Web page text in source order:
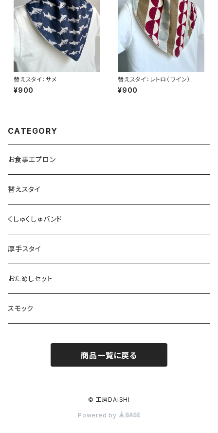
替えスタイ：サメ
¥900
替えスタイ：レトロ（ワイン）
¥900
CATEGORY
お食事エプロン
替えスタイ
くしゅくしゅバンド
厚手スタイ
おためしセット
スモック
商品一覧に戻る
© 工房DAISHI
Powered by